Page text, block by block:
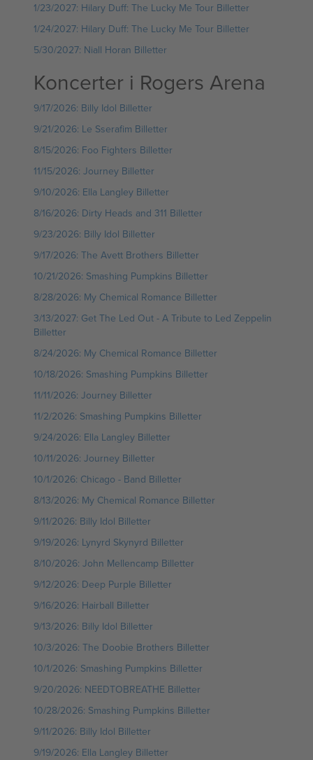
1/23/2027: Hilary Duff: The Lucky Me Tour Billetter
1/24/2027: Hilary Duff: The Lucky Me Tour Billetter
5/30/2027: Niall Horan Billetter
Koncerter i Rogers Arena
9/17/2026: Billy Idol Billetter
9/21/2026: Le Sserafim Billetter
8/15/2026: Foo Fighters Billetter
11/15/2026: Journey Billetter
9/10/2026: Ella Langley Billetter
8/16/2026: Dirty Heads and 311 Billetter
9/23/2026: Billy Idol Billetter
9/17/2026: The Avett Brothers Billetter
10/21/2026: Smashing Pumpkins Billetter
8/28/2026: My Chemical Romance Billetter
3/13/2027: Get The Led Out - A Tribute to Led Zeppelin
Billetter
8/24/2026: My Chemical Romance Billetter
10/18/2026: Smashing Pumpkins Billetter
11/11/2026: Journey Billetter
11/2/2026: Smashing Pumpkins Billetter
9/24/2026: Ella Langley Billetter
10/11/2026: Journey Billetter
10/1/2026: Chicago - Band Billetter
8/13/2026: My Chemical Romance Billetter
9/11/2026: Billy Idol Billetter
9/19/2026: Lynyrd Skynyrd Billetter
8/10/2026: John Mellencamp Billetter
9/12/2026: Deep Purple Billetter
9/16/2026: Hairball Billetter
9/13/2026: Billy Idol Billetter
10/3/2026: The Doobie Brothers Billetter
10/1/2026: Smashing Pumpkins Billetter
9/20/2026: NEEDTOBREATHE Billetter
10/28/2026: Smashing Pumpkins Billetter
9/11/2026: Billy Idol Billetter
9/19/2026: Ella Langley Billetter